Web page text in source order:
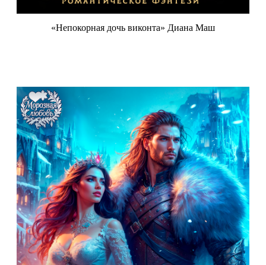
«Непокорная дочь виконта» Диана Маш